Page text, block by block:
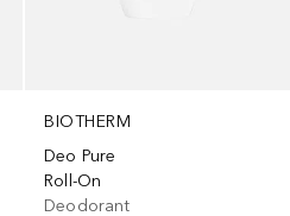
BIOTHERM
Deo Pure
Roll-On
Deodorant